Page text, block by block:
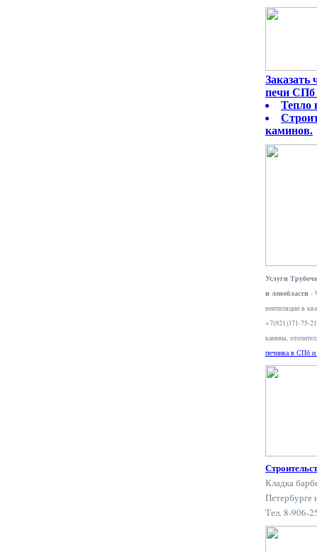
Заказать
печи СПб
Тепло
каминов.
Услуги
и ленобласти -
вентиляции в
+7(921)371-75-
камина,
печника в СПб и
Кладка
Петербурге
Тел. 8-906-